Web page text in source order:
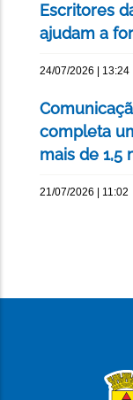
Escritores
ajudam a
24/07/2026 | 13:24
completa
mais de 1,5
21/07/2026 | 11:02